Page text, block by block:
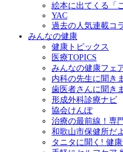
絵本に出てくる「
YAC
過去の人気連載コ
みんなの健康
健康トピックス
医療TOPICS
みんなの健康フェ
内科の先生に聞き
歯医者さんに聞き
形成外科診療ナビ
協会けんぽ
治療の最前線！専
和歌山市保健所だ
タニタに聞く! 健